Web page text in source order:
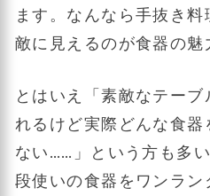
ます。なんなら手抜き
敵に見えるのが食器の魅
とはいえ「素敵なテー
れるけど実際どんな食
ない……」という方も多
段使いの食器をワンラ